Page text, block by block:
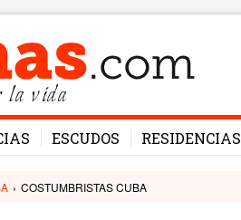
la vida
ESCUDOS RESIDENCIAS
› COSTUMBRISTAS CUBA